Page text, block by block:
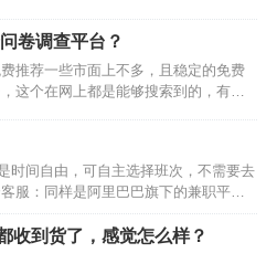
表了吧。然而打脸来的如此之快，10月
Linux内核疑似大规模移除俄罗斯开
卷调查平台？
推荐一些市面上不多，且稳定的免费
这个在网上都是能够搜索到的，有的
上面都是可以免费去注册的，对外公
完了直接奖励美刀的，不需要兑换卡
时间自由，可自主选择班次，不需要去
服：同样是阿里巴巴旗下的兼职平
选择班次，不需要去公司坐班，多做
优点是时间自由，可自…
收到货了，感觉怎么样？